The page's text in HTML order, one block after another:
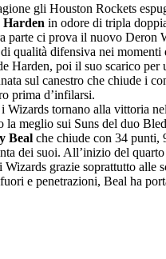
gli Houston Rockets
Harden in odore di tripla
parte ci prova il nuovo Deron
qualità difensiva nei momenti
Harden, poi il suo scarico per
sul canestro che chiude i
prima d’infilarsi.
Wizards tornano alla vittoria
la meglio sui Suns del duo
Beal che chiude con 34 punti,
dei suoi. All’inizio del
Wizards grazie soprattutto alle
e penetrazioni, Beal ha